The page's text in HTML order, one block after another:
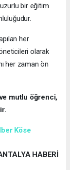
bir eğitim
her
olarak
her zaman ön
mutlu öğrenci,
Köse
HABERİ